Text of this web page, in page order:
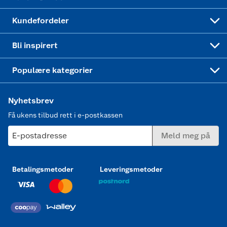
Kundefordeler
Bli inspirert
Populære kategorier
Nyhetsbrev
Få ukens tilbud rett i e-postkassen
E-postadresse Meld meg på
Betalingsmetoder Leveringsmetoder